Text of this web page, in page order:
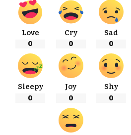
Love
0
Cry
0
Sad
0
Sleepy
0
Joy
0
Shy
0